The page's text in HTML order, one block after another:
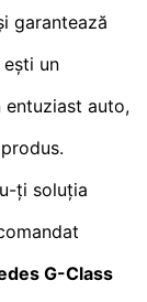
garantează
un
entuziast auto,
ți soluția
G-Class